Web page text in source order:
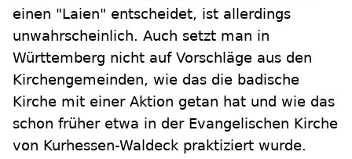
einen "Laien" entscheidet, ist allerdings
unwahrscheinlich. Auch setzt man in
Württemberg nicht auf Vorschläge aus den
Kirchengemeinden, wie das die badische
Kirche mit einer Aktion getan hat und wie das
schon früher etwa in der Evangelischen Kirche
von Kurhessen-Waldeck praktiziert wurde.